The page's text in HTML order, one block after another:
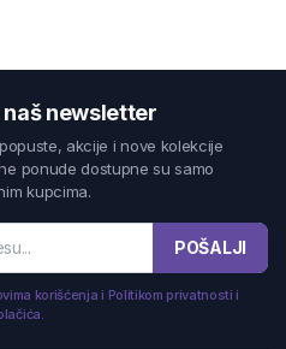
naš newsletter
akcije i nove kolekcije
ponude dostupne su samo
kupcima.
POŠALJI
korišćenja i Politikom privatnosti i